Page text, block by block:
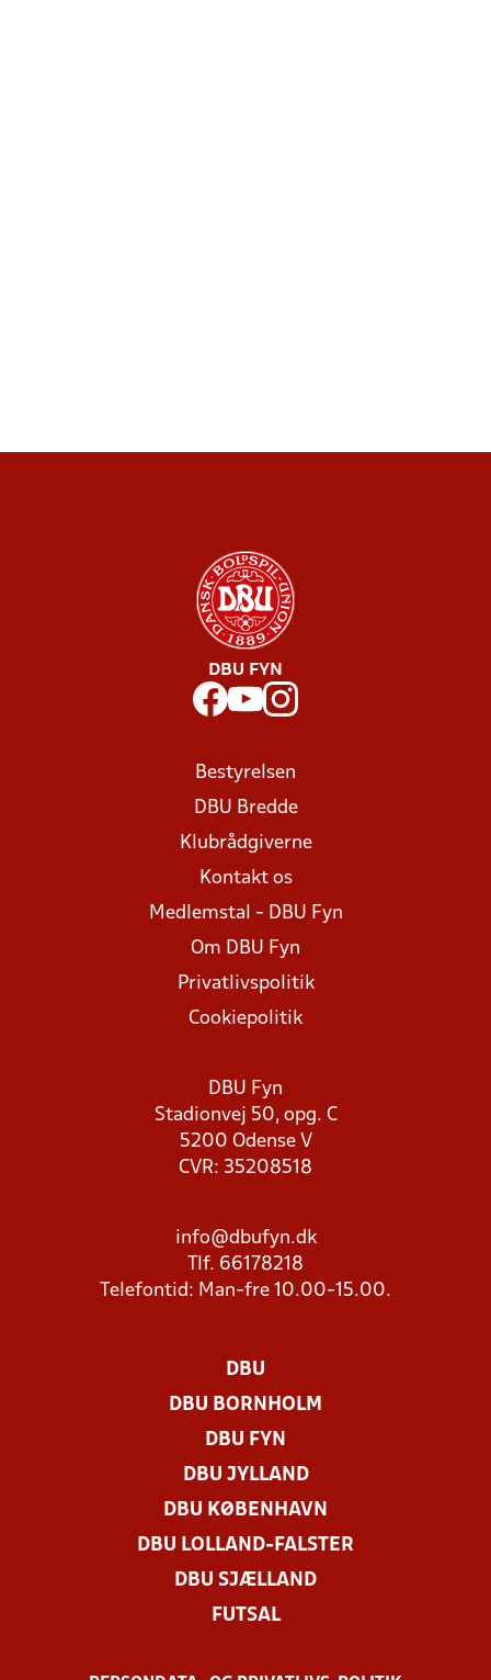
DBU FYN
Bestyrelsen
DBU Bredde
Klubrådgiverne
Kontakt os
Medlemstal - DBU Fyn
Om DBU Fyn
Privatlivspolitik
Cookiepolitik
DBU Fyn
Stadionvej 50, opg. C
5200 Odense V
CVR: 35208518
info@dbufyn.dk
Tlf. 66178218
Telefontid: Man-fre 10.00-15.00.
DBU
DBU BORNHOLM
DBU FYN
DBU JYLLAND
DBU KØBENHAVN
DBU LOLLAND-FALSTER
DBU SJÆLLAND
FUTSAL